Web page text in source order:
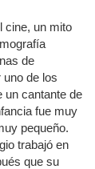
cine, un mito
de
uno de los
un cantante de
fue muy
pequeño.
trabajó en
que su